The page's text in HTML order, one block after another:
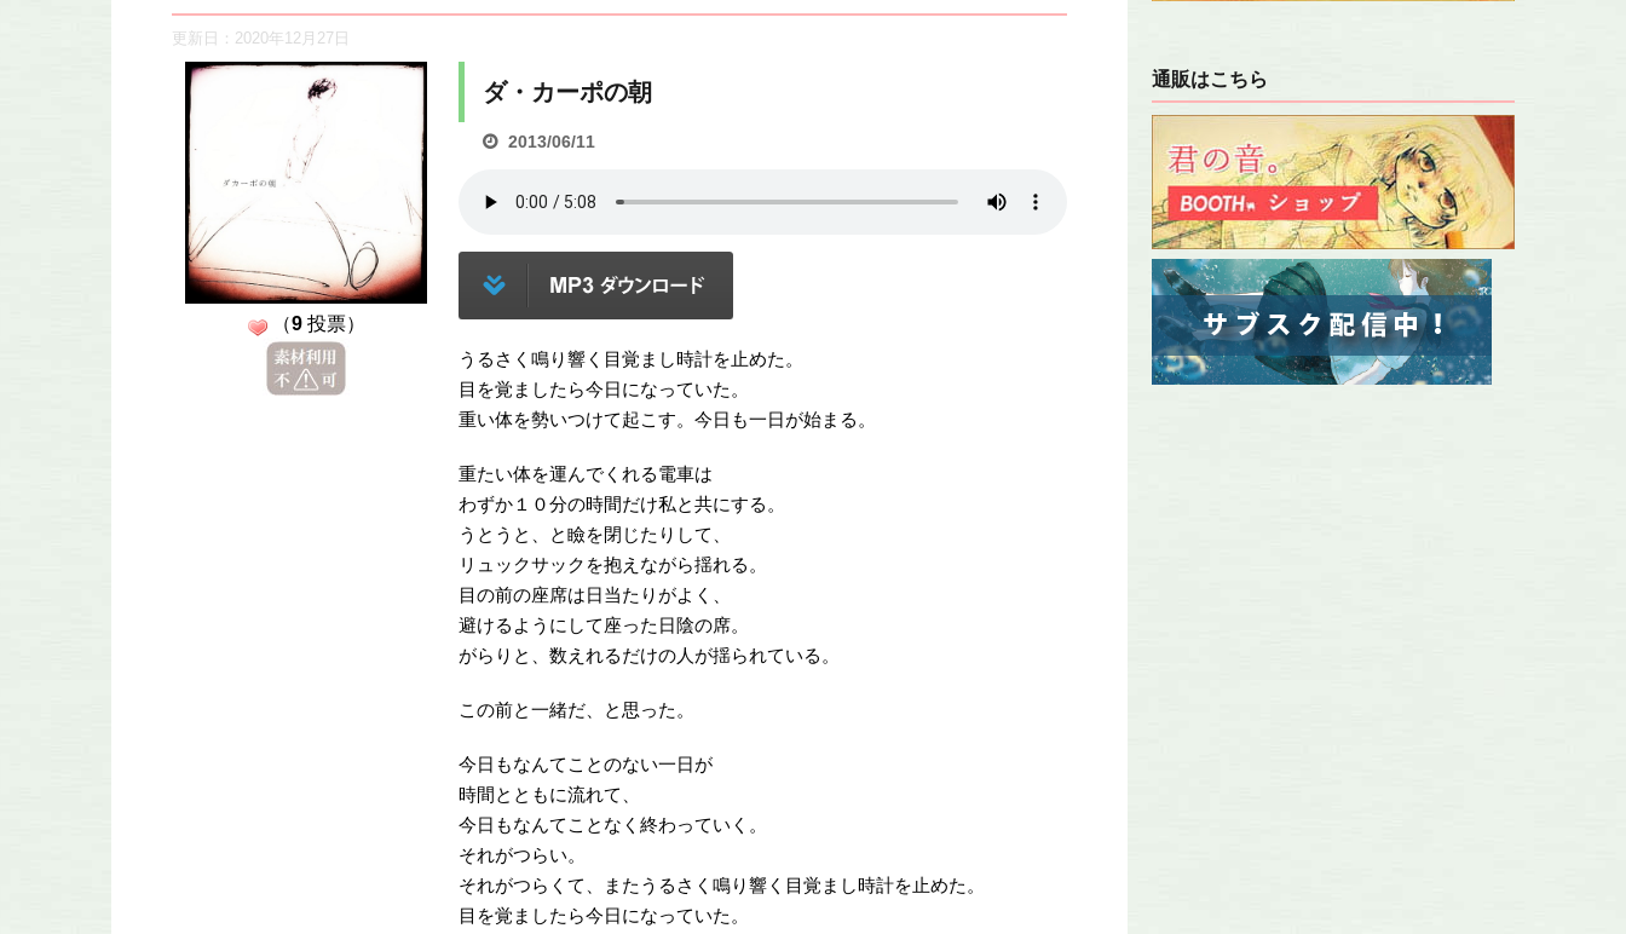
更新日： 2020年12月27日
（9投票）
ダ・カーポの朝
2013/06/11
うるさく鳴り響く目覚まし時計を止めた。
目を覚ましたら今日になっていた。
重い体を勢いつけて起こす。今日も一日が始まる。
重たい体を運んでくれる電車は
わずか１０分の時間だけ私と共にする。
うとうと、と瞼を閉じたりして、
リュックサックを抱えながら揺れる。
目の前の座席は日当たりがよく、
避けるようにして座った日陰の席。
がらりと、数えれるだけの人が揺られている。
この前と一緒だ、と思った。
今日もなんてことのない一日が
時間とともに流れて、
今日もなんてことなく終わっていく。
それがつらい。
それがつらくて、またうるさく鳴り響く目覚まし時計を止めた。
目を覚ましたら今日になっていた。
通販はこちら